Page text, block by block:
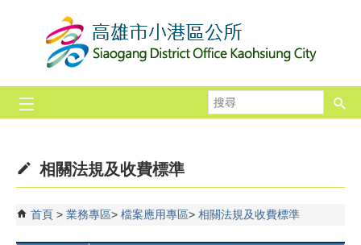
跳到主要內容區塊
尋
相關法規及收費標準
首頁 業務專區 檔案應用專區 相關法規及收費標準